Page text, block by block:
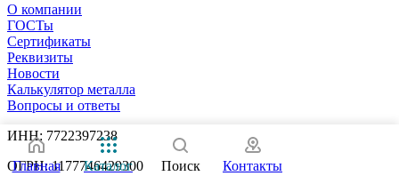
О компании
ГОСТы
Сертификаты
Реквизиты
Новости
Калькулятор металла
Вопросы и ответы
ИНН: 7722397238
ОГРН: 1177746429300
Главная Каталог Поиск Контакты